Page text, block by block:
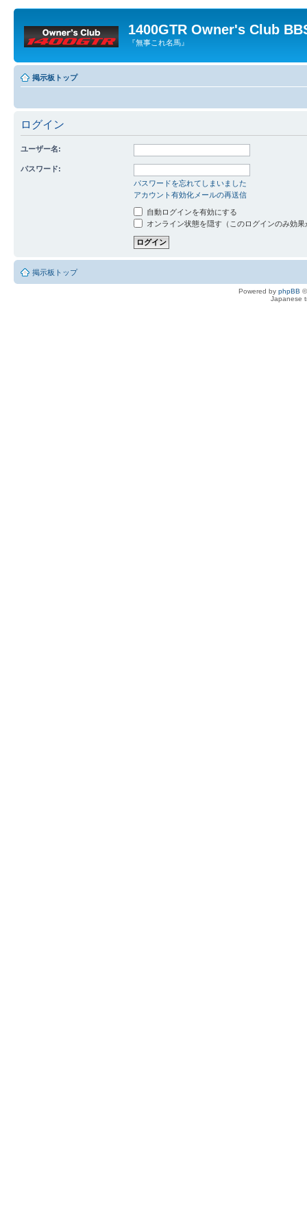
1400GTR Owner's Club
『無事これ名馬』
掲示板トップ
ログイン
ユーザー名:
パスワード:
パスワードを忘れてしまいました
アカウント有効化メールの再送信
自動ログインを有効にする
オンライン状態を隠す（このログインのみ効
掲示板トップ
Powered by phpBB
Japanese